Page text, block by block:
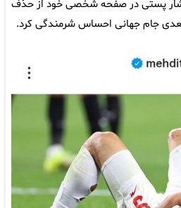
پستی در صفحه شخصی خود از حذف
جام جهانی احساس شرمندگی کرد.